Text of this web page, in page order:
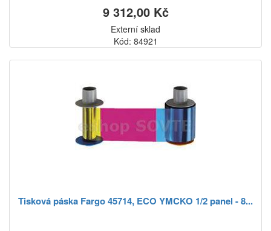
9 312,00 Kč
Externí sklad
Kód: 84921
Tisková páska Fargo 45714, ECO YMCKO 1/2 panel - 8...